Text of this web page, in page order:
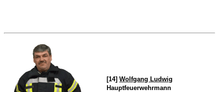
[14] Wolfgang Ludwig
Hauptfeuerwehrmann